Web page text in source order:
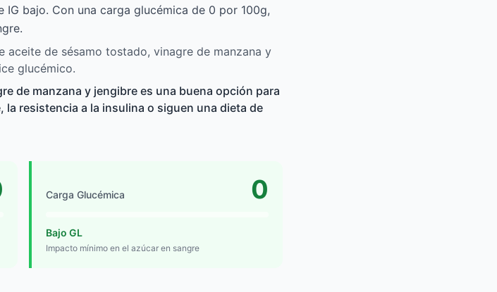
bajo. Con una carga glucémica de 0 por 100g,
de sésamo tostado, vinagre de manzana y
glucémico.
de manzana y jengibre es una buena opción para
resistencia a la insulina o siguen una dieta de
Carga Glucémica 0
Bajo GL
Impacto mínimo en el azúcar en sangre